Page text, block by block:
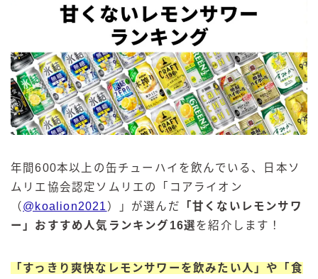
年間600本以上の缶チューハイを飲んでいる、日本ソ
ムリエ協会認定ソムリエの「コアライオン
（ @koalion2021 ）」が選んだ
「甘くないレモンサワ
ー」おすすめ人気ランキング16選を紹介します！
「すっきり爽快なレモンサワーを飲みたい人」や「食